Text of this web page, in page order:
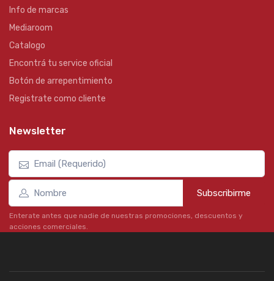
Info de marcas
Mediaroom
Catalogo
Encontrá tu service oficial
Botón de arrepentimiento
Registrate como cliente
Newsletter
Subscribirme
Enterate antes que nadie de nuestras promociones, descuentos y
acciones comerciales.